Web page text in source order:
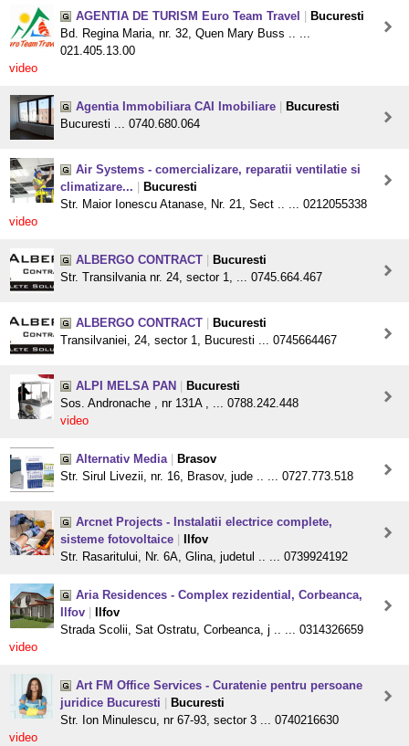
AGENTIA DE TURISM Euro Team Travel
Bucuresti
Bd. Regina Maria, nr. 32, Quen Mary Buss .. ...
021.405.13.00
video
Agentia Immobiliara CAI Imobiliare
Bucuresti
Bucuresti ... 0740.680.064
Air Systems - comercializare, reparatii ventilatie si
climatizare...
Bucuresti
Str. Maior Ionescu Atanase, Nr. 21, Sect .. ... 0212055338
video
ALBERGO CONTRACT
Bucuresti
Str. Transilvania nr. 24, sector 1, ... 0745.664.467
ALBERGO CONTRACT
Bucuresti
Transilvaniei, 24, sector 1, Bucuresti ... 0745664467
ALPI MELSA PAN
Bucuresti
Sos. Andronache , nr 131A , ... 0788.242.448
video
Alternativ Media
Brasov
Str. Sirul Livezii, nr. 16, Brasov, jude .. ... 0727.773.518
Arcnet Projects - Instalatii electrice complete,
sisteme fotovoltaice
Ilfov
Str. Rasaritului, Nr. 6A, Glina, judetul .. ... 0739924192
Aria Residences - Complex rezidential, Corbeanca,
Ilfov
Ilfov
Strada Scolii, Sat Ostratu, Corbeanca, j .. ... 0314326659
video
Art FM Office Services - Curatenie pentru persoane
juridice Bucuresti
Bucuresti
Str. Ion Minulescu, nr 67-93, sector 3 ... 0740216630
video